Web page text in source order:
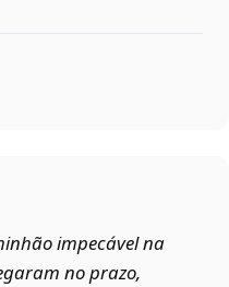
impecável na
no prazo,